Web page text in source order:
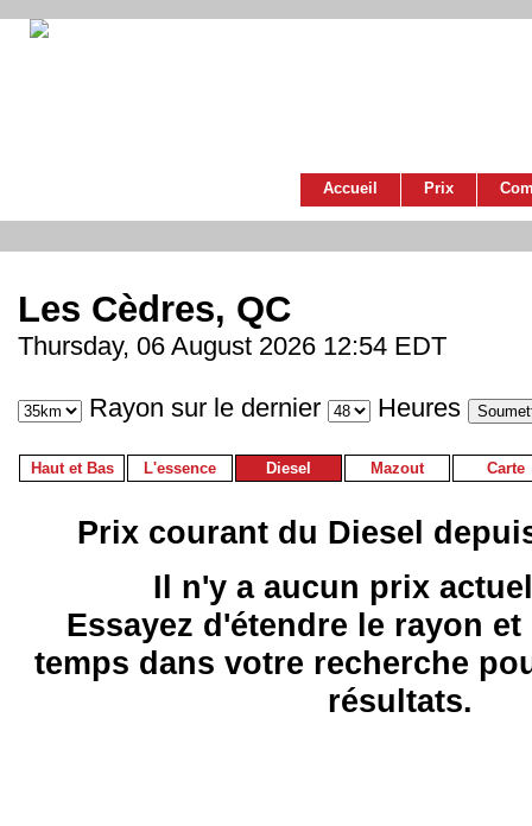
Accueil Prix
Les Cèdres, QC
Thursday, 06 August 2026 12:54 EDT
Rayon sur le dernier Heures
Haut et Bas L'essence Diesel Mazout Carte
Prix courant du Diesel
Il n'y a aucun prix
Essayez d'étendre le rayon
temps dans votre recherche
résultats.